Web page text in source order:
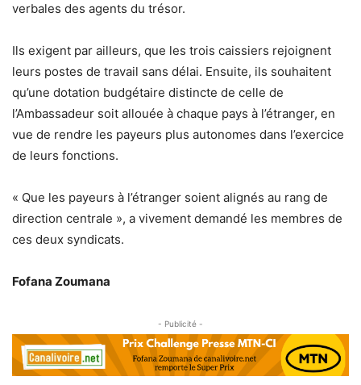
verbales des agents du trésor.
Ils exigent par ailleurs, que les trois caissiers rejoignent
leurs postes de travail sans délai. Ensuite, ils souhaitent
qu’une dotation budgétaire distincte de celle de
l’Ambassadeur soit allouée à chaque pays à l’étranger, en
vue de rendre les payeurs plus autonomes dans l’exercice
de leurs fonctions.
« Que les payeurs à l’étranger soient alignés au rang de
direction centrale », a vivement demandé les membres de
ces deux syndicats.
Fofana Zoumana
- Publicité -